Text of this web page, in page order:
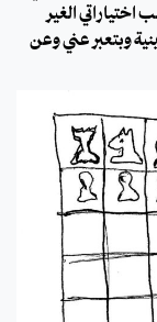
الغير
وبتعبر عني وعن